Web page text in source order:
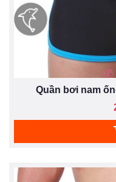
Quần bơi nam